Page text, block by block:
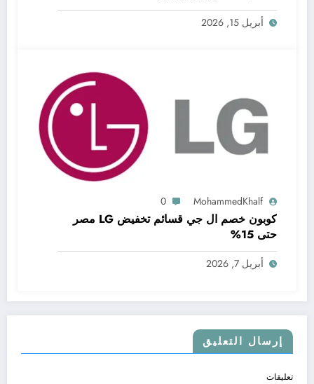
أبريل 15, 2026
MohammedKhalf
0
كوبون خصم ال جي قسائم تخفيض LG مصر
حتى 15%
أبريل 7, 2026
إرسال التعليق
تعليقات